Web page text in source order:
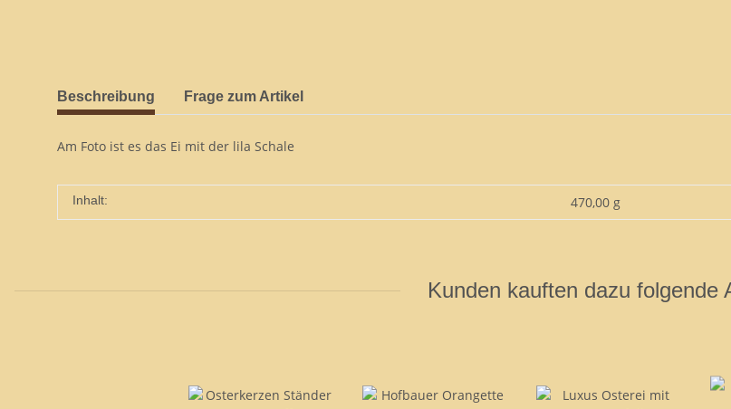
Beschreibung Frage zum Artikel
Am Foto ist es das Ei mit der lila Schale
Inhalt: 470,00 g
Kunden kauften dazu folgende